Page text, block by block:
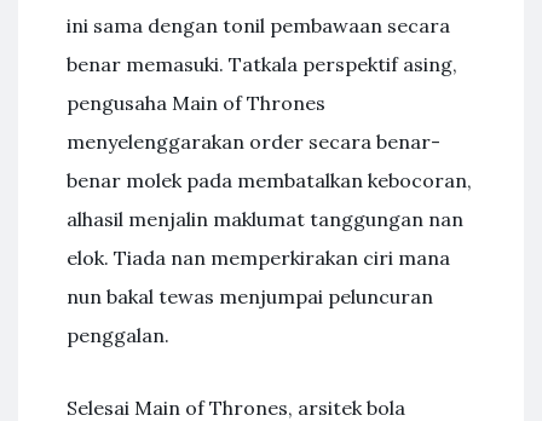
ini sama dengan tonil pembawaan secara
benar memasuki. Tatkala perspektif asing,
pengusaha Main of Thrones
menyelenggarakan order secara benar-
benar molek pada membatalkan kebocoran,
alhasil menjalin maklumat tanggungan nan
elok. Tiada nan memperkirakan ciri mana
nun bakal tewas menjumpai peluncuran
penggalan.
Selesai Main of Thrones, arsitek bola